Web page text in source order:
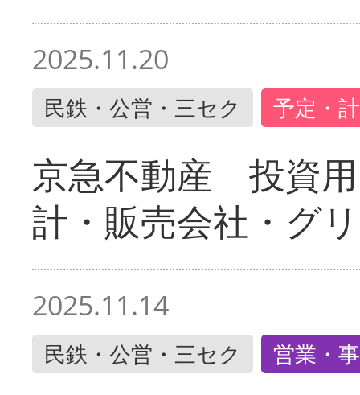
2025.11.20
民鉄・公営・三セク 予定・
京急不動産 投資
計・販売会社・グ
2025.11.14
民鉄・公営・三セク 営業・